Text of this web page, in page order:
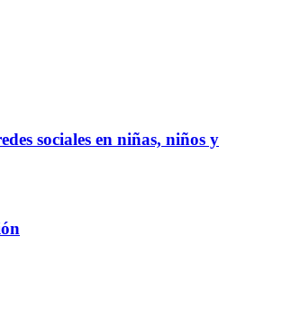
sociales en niñas, niños y